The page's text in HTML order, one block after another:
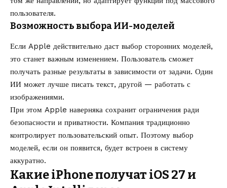
пользователя.
Возможность выбора ИИ-моделей
Если Apple действительно даст выбор сторонних моделей,
это станет важным изменением. Пользователь сможет
получать разные результаты в зависимости от задачи. Один
ИИ может лучше писать текст, другой — работать с
изображениями.
При этом Apple наверняка сохранит ограничения ради
безопасности и приватности. Компания традиционно
контролирует пользовательский опыт. Поэтому выбор
моделей, если он появится, будет встроен в систему
аккуратно.
Какие iPhone получат iOS 27 и